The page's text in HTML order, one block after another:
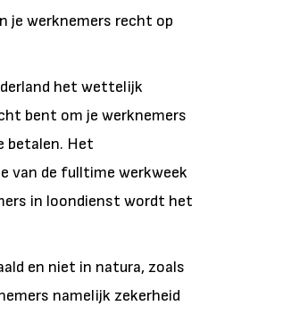
je werknemers recht op
het wettelijk
bent om je werknemers
betalen. Het
van de fulltime werkweek
in loondienst wordt het
en niet in natura, zoals
namelijk zekerheid